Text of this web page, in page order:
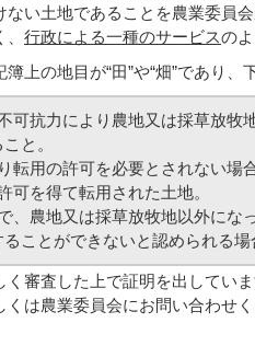
ない土地であることを農業委員
行政による一種のサービスの
上の地目が“田”や“畑”であり
可抗力により農地又は採草放牧
と。
転用の許可を必要とされない場
可を得て転用された土地。
、農地又は採草放牧地以外にな
とができないと認められる場
く審査した上で証明を出してい
くは農業委員会にお問い合わせく